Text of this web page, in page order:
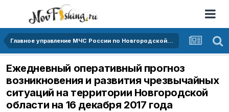
Главное управление МЧС России по Новгородской области
Ежедневный оперативный прогноз
возникновения и развития чрезвычайных
ситуаций на территории Новгородской
области на 16 декабря 2017 года